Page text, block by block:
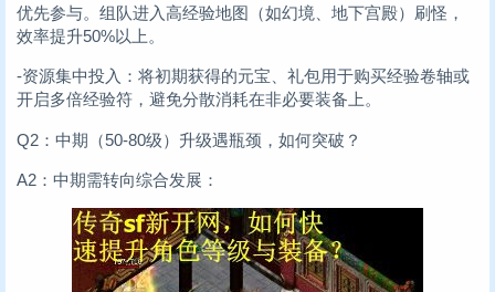
优先参与。组队进入高经验地图（如幻境、地下宫殿）刷怪，
效率提升50%以上。
-资源集中投入：将初期获得的元宝、礼包用于购买经验卷轴或
开启多倍经验符，避免分散消耗在非必要装备上。
Q2：中期（50-80级）升级遇瓶颈，如何突破？
A2：中期需转向综合发展：